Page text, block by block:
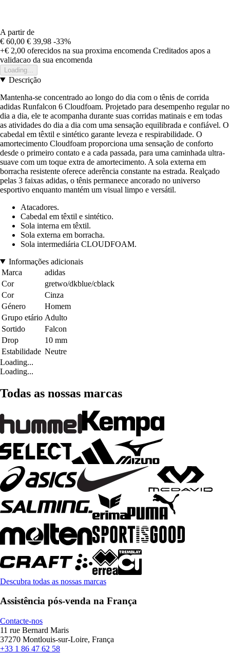
A partir de
€ 60,00 € 39,98 -33%
+€ 2,00 oferecidos na sua proxima encomenda Creditados apos a
validacao da sua encomenda
Loading...
Descrição
Mantenha-se concentrado ao longo do dia com o tênis de corrida
adidas Runfalcon 6 Cloudfoam. Projetado para desempenho regular no
dia a dia, ele te acompanha durante suas corridas matinais e em todas
as atividades do dia a dia com uma sensação equilibrada e confiável. O
cabedal em têxtil e sintético garante leveza e respirabilidade. O
amortecimento Cloudfoam proporciona uma sensação de conforto
desde o primeiro contato e a cada passada, para uma caminhada ultra-
suave com um toque extra de amortecimento. A sola externa em
borracha resistente oferece aderência constante na estrada. Realçado
pelas 3 faixas adidas, o tênis permanece ancorado no universo
esportivo enquanto mantém um visual limpo e versátil.
Atacadores.
Cabedal em têxtil e sintético.
Sola interna em têxtil.
Sola externa em borracha.
Sola intermediária CLOUDFOAM.
Informações adicionais
Marca
adidas
Cor
gretwo/dkblue/cblack
Cor
Cinza
Género
Homem
Grupo etário Adulto
Sortido
Falcon
Drop
10 mm
Estabilidade Neutre
Loading...
Loading...
Todas as nossas marcas
Descubra todas as nossas marcas
Assistência pós-venda na França
Contacte-nos
11 rue Bernard Maris
37270 Montlouis-sur-Loire, França
+33 1 86 47 62 58